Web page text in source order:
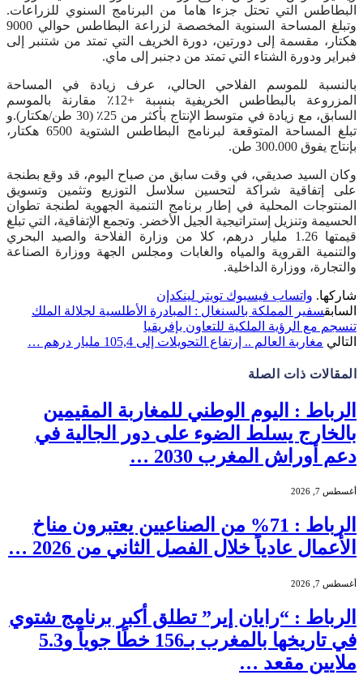
البطاطس التي تحتل جزءا هاما من البرنامج السنوي للزراعات.
وتبلغ المساحة السنوية المخصصة لزراعة البطاطس حوالي 9000
هكتار، مقسمة إلى دورتين، دورة الخريف التي تمتد من شتنبر إلى
فبراير ودورة الشتاء التي تمتد من دجنبر إلى ماي.
بالنسبة للموسم الفلاحي الحالي، عرف زيادة في المساحة
المزروعة بالبطاطس الخريفية بنسبة +12٪ مقارنة بالموسم
السابق، مع زيادة في متوسط الإنتاج بأكثر من 25٪ (30 طن/هكتار).و
تبلغ المساحة المتوقعة لبرنامج البطاطس الشتوية 6500 هكتار،
بإنتاج يفوق 300.000 طن.
وكان السيد صديقي، في وقت سابق من صباح اليوم، قد وقع بطنجة
على إتفاقية شراكة لتحسين سلاسل التوزيع وتثمين وتسويق
المنتوجات المحلية في إطار برنامج التنمية الجهوية لطنجة تطوان
الحسيمة وتنزيل إستراتيجية الجيل الأخضر. وتجمع الإتفاقية، التي تبلغ
قيمتها 1.26 مليار درهم، كلا من وزارة الفلاحة والصيد البحري
والتنمية القروية والمياه والغابات ومجلس الجهة ووزارة الصناعة
والتجارة، ووزارة الداخلية.
شاركها. واتساب فيسبوك تويتر لينكدإن
السابقسفير المملكة بالسنغال : المبادرة الأطلسية لجلالة الملك
تنسجم مع الرؤية الملكية للتعاون بإفريقيا
التالي مغاربة العالم .. إرتفاع التحويلات إلى 105,4 مليار درهم …
المقالات ذات الصلة
الرباط : اليوم الوطني للمغاربة المقيمين
بالخارج يسلط الضوء على دور الجالية في
دعم أوراش المغرب 2030 …
أغسطس 7, 2026
الرباط : 71% من الصناعيين يعتبرون مناخ
الأعمال عادياً خلال الفصل الثاني من 2026 …
أغسطس 7, 2026
الرباط : “رايان إير” تطلق أكبر برنامج شتوي
في تاريخها بالمغرب بـ156 خطًا جوياً و5.3
ملايين مقعد …